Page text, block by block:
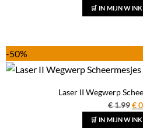
🛒 IN MIJN
-50%
Laser II Wegwerp
€1.99 €
🛒 IN MIJN